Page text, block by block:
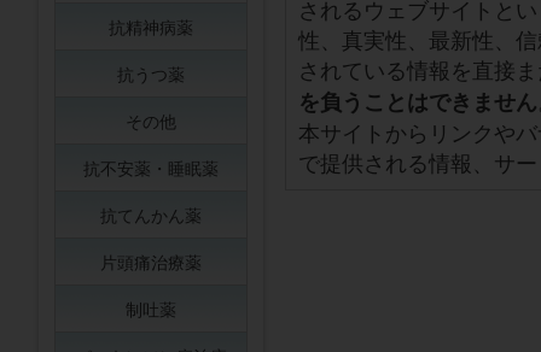
されるウェブサイトと
性、真実性、最新性、
されている情報を直接
を負うことはできません
本サイトからリンクや
で提供される情報、サ
抗精神病薬
抗うつ薬
その他
抗不安薬・睡眠薬
抗てんかん薬
片頭痛治療薬
制吐薬